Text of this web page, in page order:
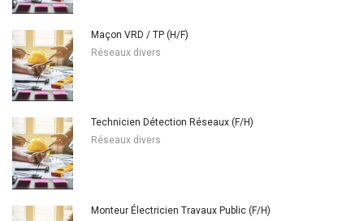
Maçon VRD / TP (H/F)
Réseaux divers
Technicien Détection Réseaux (F/H)
Réseaux divers
Monteur Électricien Travaux Public (F/H)